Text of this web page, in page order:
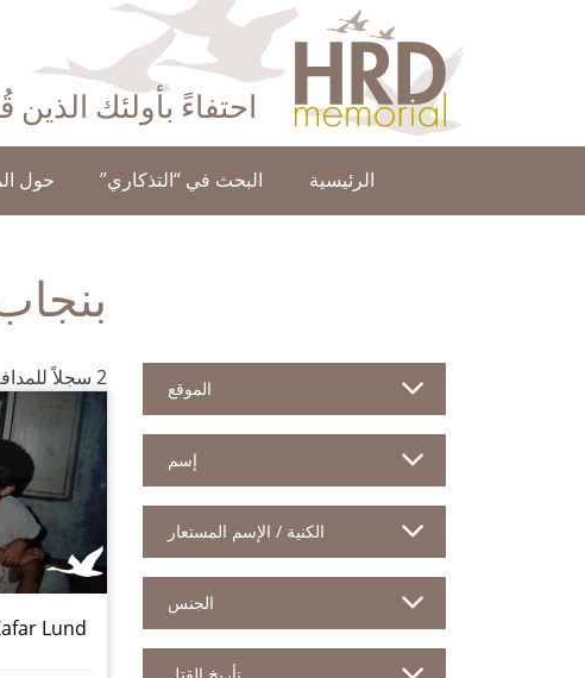
HRD Memorial – العَرَبِيَّة‎‎
احتفاءً بأولئك
الرئيسية البحث في “التذكاري” حول
الموقع
إسم
الكنية / الإسم المستعار
الجنس
2 سجلاً للمدافعين
Lund